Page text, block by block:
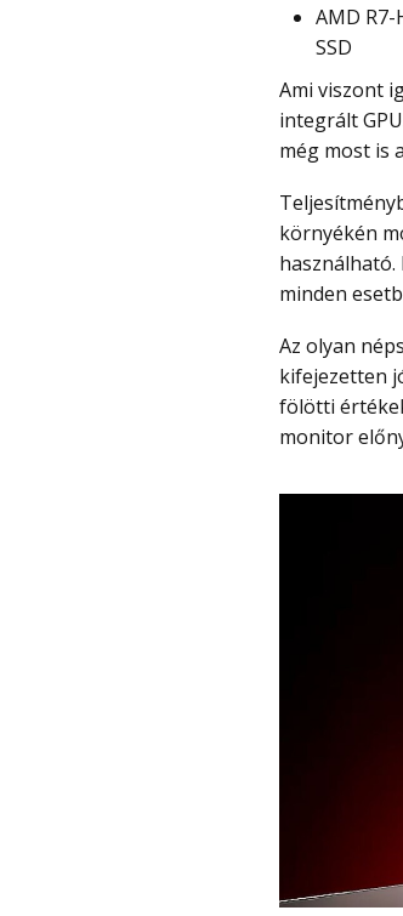
AMD R7-
SSD
Ami viszont igazán érdekessé teszi a FIREBAT MN56-ot, az a Radeon 780M
integrált
még most is
Teljesítményben nagyjából egy asztali GTX 1050 Ti vagy egy laptopos RTX 2050
környékén
minden
Az olyan népszerű esport címek, mint a CS2, a Valorant vagy a League of Legends
kifejezetten
fölötti
monitor